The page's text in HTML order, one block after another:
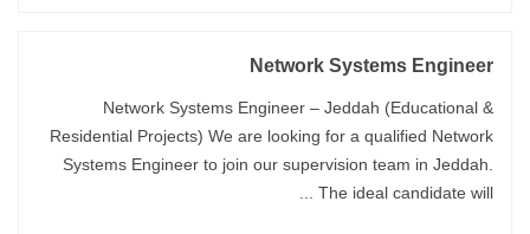
Network Systems Engineer
Network Systems Engineer – Jeddah (Educational &
Residential Projects) We are looking for a qualified Network
Systems Engineer to join our supervision team in Jeddah.
The ideal candidate will ...